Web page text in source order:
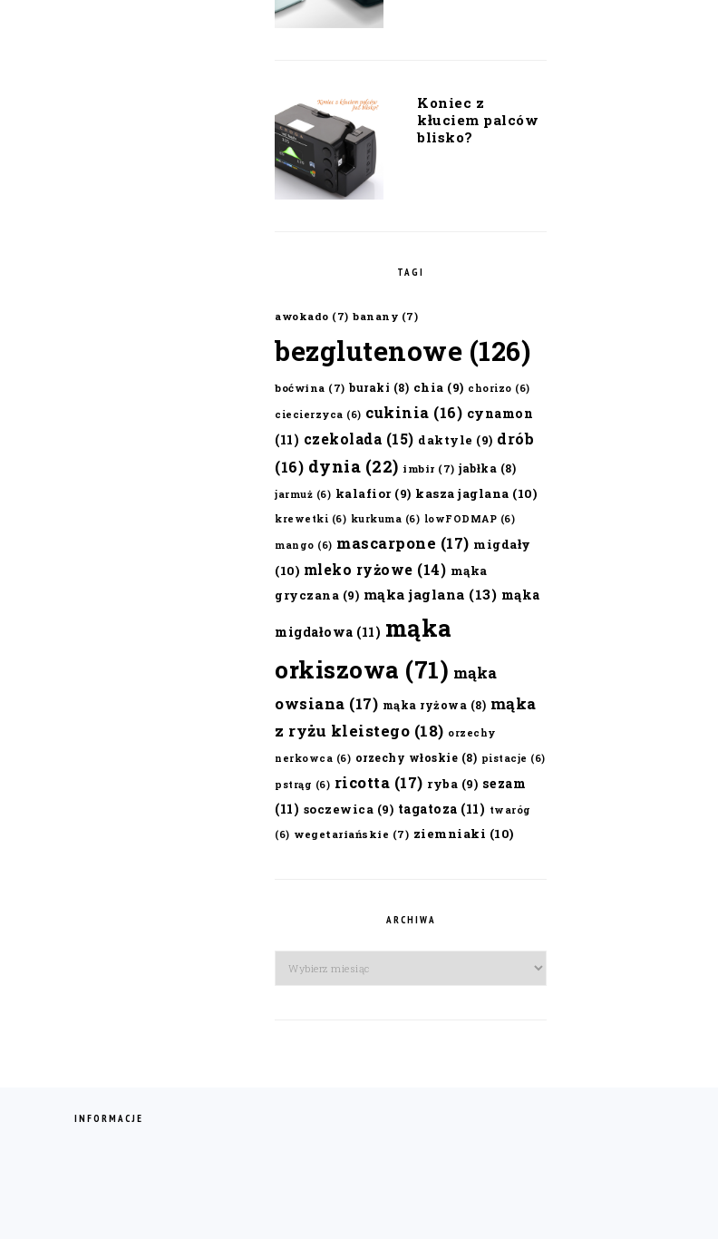
Koniec z
kłuciem palców
blisko?
TAGI
awokado (7) banany (7)
bezglutenowe (126)
boćwina (7) buraki (8) chia (9) chorizo (6)
ciecierzyca (6) cukinia (16) cynamon
(11) czekolada (15) daktyle (9) drób
(16) dynia (22) imbir (7) jabłka (8)
jarmuż (6) kalafior(9) kasza jaglana (10)
krewetki (6) kurkuma (6) lowFODMAP (6)
mango (6) mascarpone (17) migdały
(10) mleko ryżowe (14) mąka
gryczana (9) mąka jaglana (13) mąka
migdałowa (11) mąka
orkiszowa (71) mąka
owsiana (17) mąka ryżowa (8) mąka
z ryżu kleistego (18) orzechy
nerkowca (6) orzechy włoskie (8) pistacje (6)
pstrąg (6) ricotta (17) ryba (9) sezam
(11) soczewica (9) tagatoza (11) twaróg
(6) wegetariańskie (7) ziemniaki (10)
ARCHIWA
Archiwa
INFORMACJE